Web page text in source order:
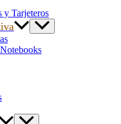
y Tarjeteros